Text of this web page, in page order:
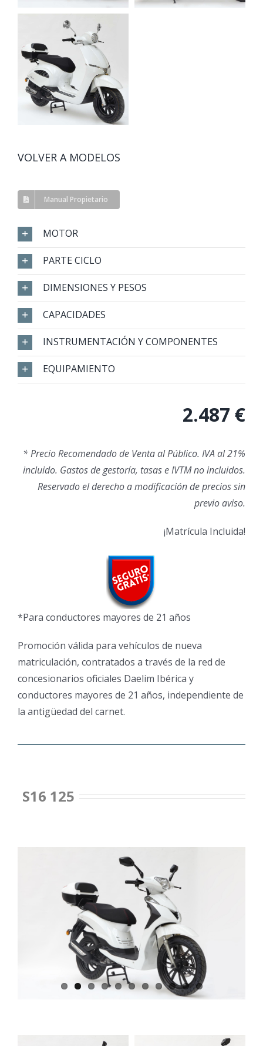
VOLVER A MODELOS
Manual Propietario
MOTOR
PARTE CICLO
DIMENSIONES Y PESOS
CAPACIDADES
INSTRUMENTACIÓN Y COMPONENTES
EQUIPAMIENTO
2.487 €
* Precio Recomendado de Venta al Público. IVA al 21%
incluido. Gastos de gestoría, tasas e IVTM no incluidos.
Reservado el derecho a modificación de precios sin
previo aviso.
¡Matrícula Incluida!
*Para conductores mayores de 21 años
Promoción válida para vehículos de nueva
matriculación, contratados a través de la red de
concesionarios oficiales Daelim Ibérica y
conductores mayores de 21 años, independiente de
la antigüedad del carnet.
S16 125